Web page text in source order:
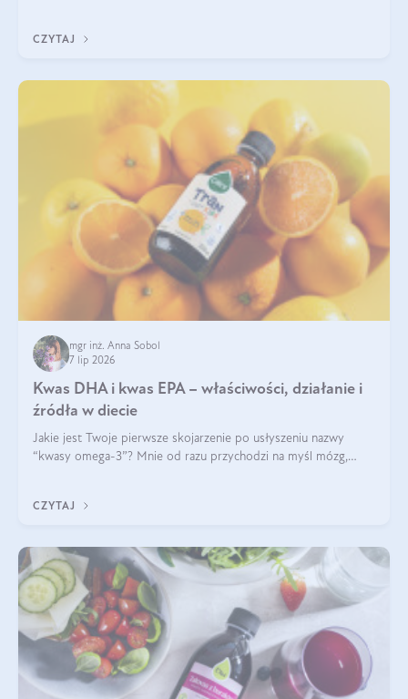
CZYTAJ
mgr inż. Anna Sobol
7 lip 2026
Kwas DHA i kwas EPA – właściwości, działanie i
źródła w diecie
Jakie jest Twoje pierwsze skojarzenie po usłyszeniu nazwy
“kwasy omega-3”? Mnie od razu przychodzi na myśl mózg,
EPA.
CZYTAJ